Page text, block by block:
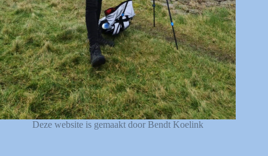
Deze website is gemaakt door Bendt Koelink